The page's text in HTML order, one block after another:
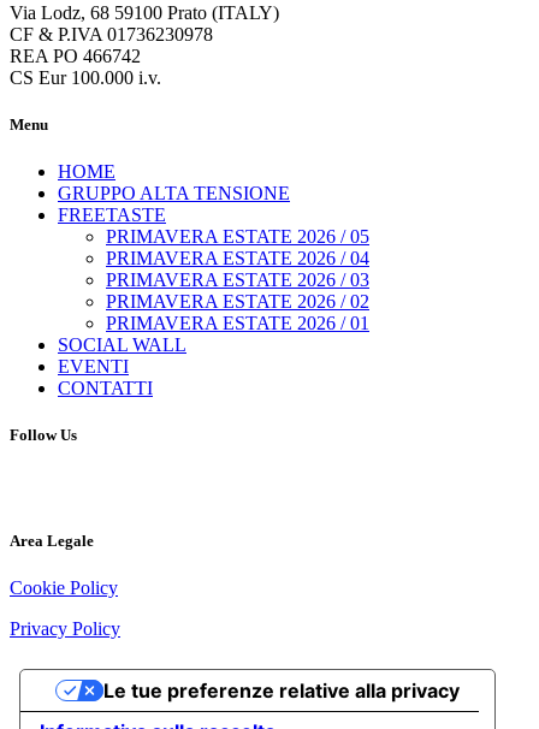
Via Lodz, 68 59100 Prato (ITALY)
CF & P.IVA 01736230978
REA PO 466742
CS Eur 100.000 i.v.
Menu
HOME
GRUPPO ALTA TENSIONE
FREETASTE
PRIMAVERA ESTATE 2026 / 05
PRIMAVERA ESTATE 2026 / 04
PRIMAVERA ESTATE 2026 / 03
PRIMAVERA ESTATE 2026 / 02
PRIMAVERA ESTATE 2026 / 01
SOCIAL WALL
EVENTI
CONTATTI
Follow Us
Area Legale
Cookie Policy
Privacy Policy
Le tue preferenze relative alla privacy